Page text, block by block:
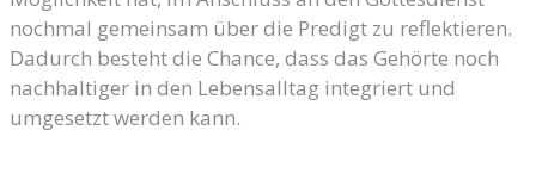
nochmal gemeinsam über die Predigt zu reflektieren.
Dadurch besteht die Chance, dass das Gehörte noch
nachhaltiger in den Lebensalltag integriert und
umgesetzt werden kann.